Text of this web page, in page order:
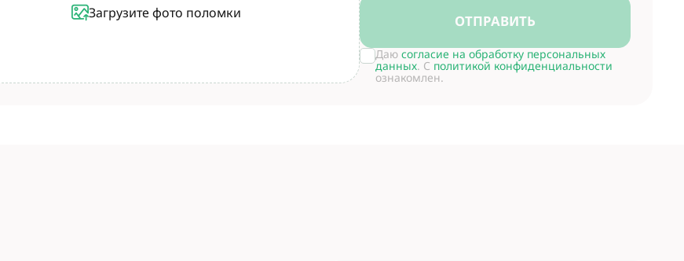
Загрузите фото поломки ОТПРАВИТЬ
Даю согласие на обработку персональных
данных. С политикой конфиденциальности
ознакомлен.